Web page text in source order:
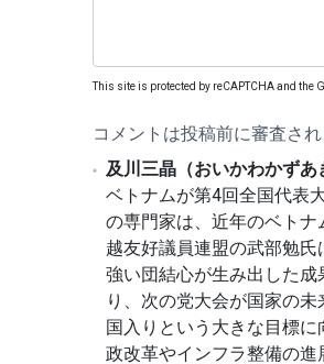
This site is protected by reCAPTCHA and the
コメントは投稿前に審査さ
及川三晶（おいかわかずあ
ベトナムが第4回全国代表
の専門家は、近年のベト
越友好議員連盟の武部勉
強い団結心が生み出した
り、次の党大会が国家の
国入りという大きな目標
政改革やインフラ整備の